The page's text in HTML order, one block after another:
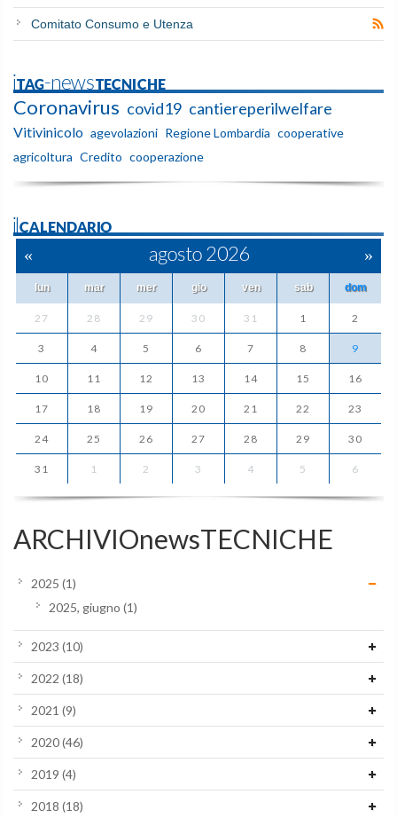
Comitato Consumo e Utenza
iTAG-newsTECNICHE
Coronavirus covid19 cantiereperilwelfare
Vitivinicolo agevolazioni Regione Lombardia cooperative
agricoltura Credito cooperazione
ilCALENDARIO
« agosto 2026 »
lun mar mer gio ven sab dom
27 28 29 30 31 1 2
3 4 5 6 7 8 9
10 11 12 13 14 15 16
17 18 19 20 21 22 23
24 25 26 27 28 29 30
31 1 2 3 4 5 6
ARCHIVIOnewsTECNICHE
2025 (1)
2025, giugno (1)
2023 (10)
2022 (18)
2021 (9)
2020(46)
2019 (4)
2018 (18)